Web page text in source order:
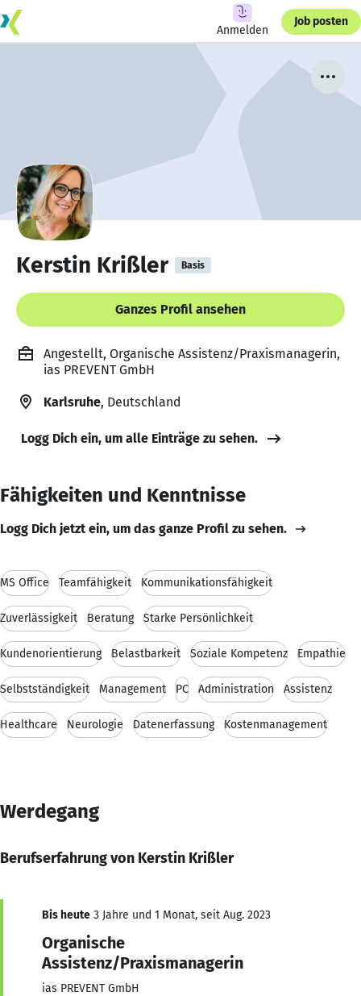
Anmelden
Job posten
Kerstin Krißler Basis
Ganzes Profil ansehen
Angestellt, Organische Assistenz/Praxismanagerin,
ias PREVENT GmbH
Karlsruhe, Deutschland
Logg Dich ein, um alle Einträge zu sehen.
Fähigkeiten und Kenntnisse
Logg Dich jetzt ein, um das ganze Profil zu sehen.
MS Office Teamfähigkeit Kommunikationsfähigkeit
Zuverlässigkeit Beratung Starke Persönlichkeit
Kundenorientierung Belastbarkeit Soziale Kompetenz Empathie
Selbstständigkeit Management PC Administration Assistenz
Healthcare Neurologie Datenerfassung Kostenmanagement
Werdegang
Berufserfahrung von Kerstin Krißler
Bis heute 3 Jahre und 1 Monat, seit Aug. 2023
Organische
Assistenz/Praxismanagerin
ias PREVENT GmbH